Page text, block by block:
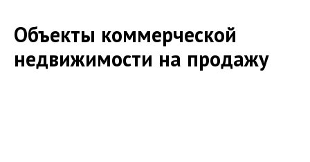
Объекты коммерческой
недвижимости на продажу